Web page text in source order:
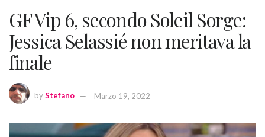
GF Vip 6, secondo Soleil Sorge:
Jessica Selassié non meritava la
finale
byStefano Marzo 19, 2022